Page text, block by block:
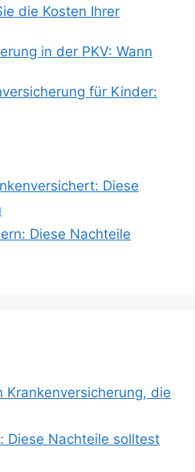
die Kosten Ihrer
in der PKV: Wann
für Kinder:
Diese
Diese Nachteile
die
Diese Nachteile solltest